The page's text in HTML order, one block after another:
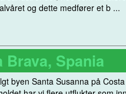
og dette medfører et b ...
Brava, Spania
byen Santa Susanna på